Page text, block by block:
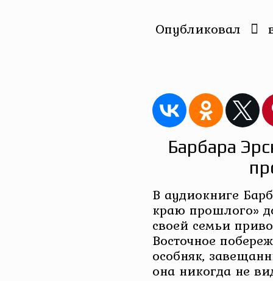
Опубликовал
Барбара
В аудиокниге
краю прошлого»
своей семьи
Восточное
особняк,
она никогда не